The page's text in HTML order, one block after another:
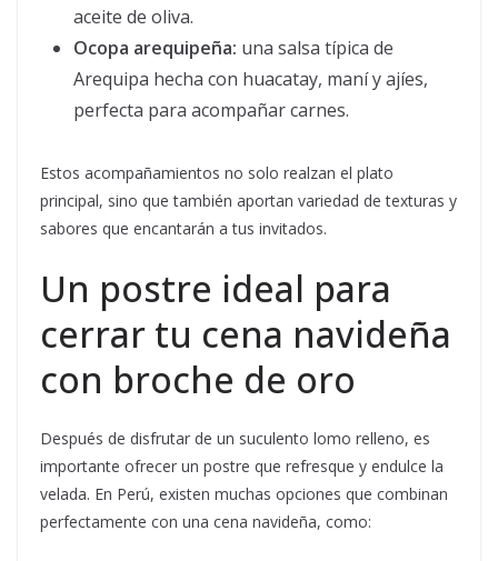
aceite de oliva.
Ocopa arequipeña: una salsa típica de
Arequipa hecha con huacatay, maní y ajíes,
perfecta para acompañar carnes.
Estos acompañamientos no solo realzan el plato
principal, sino que también aportan variedad de texturas y
sabores que encantarán a tus invitados.
Un postre ideal para
cerrar tu cena navideña
con broche de oro
Después de disfrutar de un suculento lomo relleno, es
importante ofrecer un postre que refresque y endulce la
velada. En Perú, existen muchas opciones que combinan
perfectamente con una cena navideña, como: